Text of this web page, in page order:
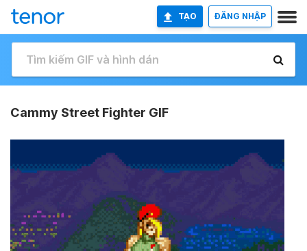
TẠO ĐĂNG NHẬP
Cammy Street Fighter GIF